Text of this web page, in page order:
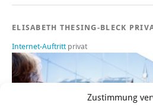
Zustimmung
ELISABETH THESING-BLECK
Internet-Auftritt privat